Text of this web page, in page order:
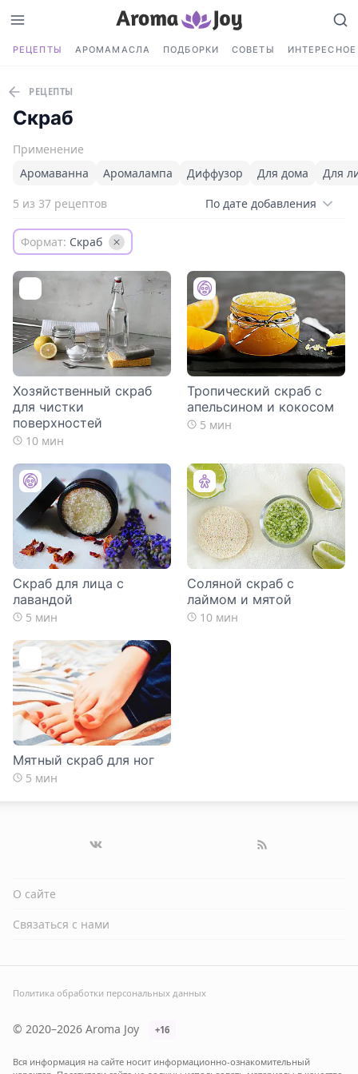
РЕЦЕПТЫ АРОМАМАСЛА ПОДБОРКИ СОВЕТЫ ИНТЕРЕСНОЕ
РЕЦЕПТЫ
Скраб
Применение
Аромаванна
Аромалампа Диффузор Для дома
Для
5 из 37 рецептов
По дате добавления
Формат: Скраб
Хозяйственный скраб
для чистки
поверхностей
10 мин
Тропический скраб с
апельсином и кокосом
5 мин
Скраб для лица с
лавандой
5 мин
Соляной скраб с
лаймом и мятой
10 мин
Мятный скраб для ног
5 мин
О сайте
Связаться с нами
© 2020–2026 Aroma Joy +16
Политика обработки персональных данных
Вся информация на сайте носит информационно-ознакомительный